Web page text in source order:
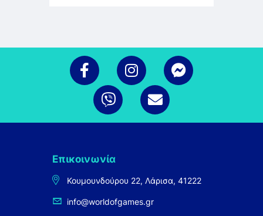
Επικοινωνία
Κουμουνδούρου 22, Λάρισα, 41222
info@worldofgames.gr